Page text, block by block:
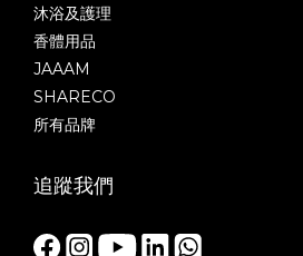
沐浴及護理
香體用品
JAAAM
SHARECO
所有品牌
追蹤我們